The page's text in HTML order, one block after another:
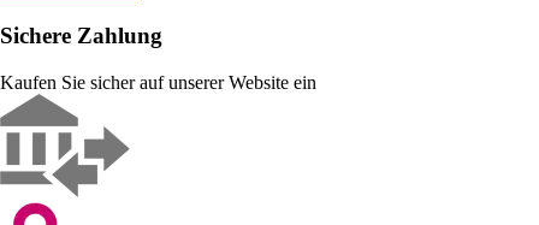
Sichere Zahlung
Kaufen Sie sicher auf unserer Website ein